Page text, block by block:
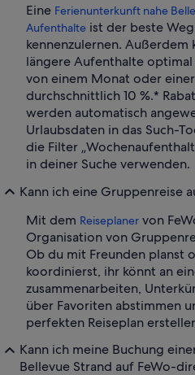
Eine Ferienunterkunft nahe
Aufenthalte ist der beste
kennenzulernen.
längere Aufenthalte
von einem Monat oder
durchschnittlich 10 %.*
werden automatisch
Urlaubsdaten in das Such-
die Filter
in deiner Suche verwenden.
Kann ich eine Gruppenreise
Mit dem Reiseplaner von
Organisation von
Ob du mit Freunden planst
koordinierst, ihr könnt an
zusammenarbeiten,
über Favoriten abstimmen
perfekten Reiseplan
Kann ich meine Buchung
Bellevue Strand auf FeWo-